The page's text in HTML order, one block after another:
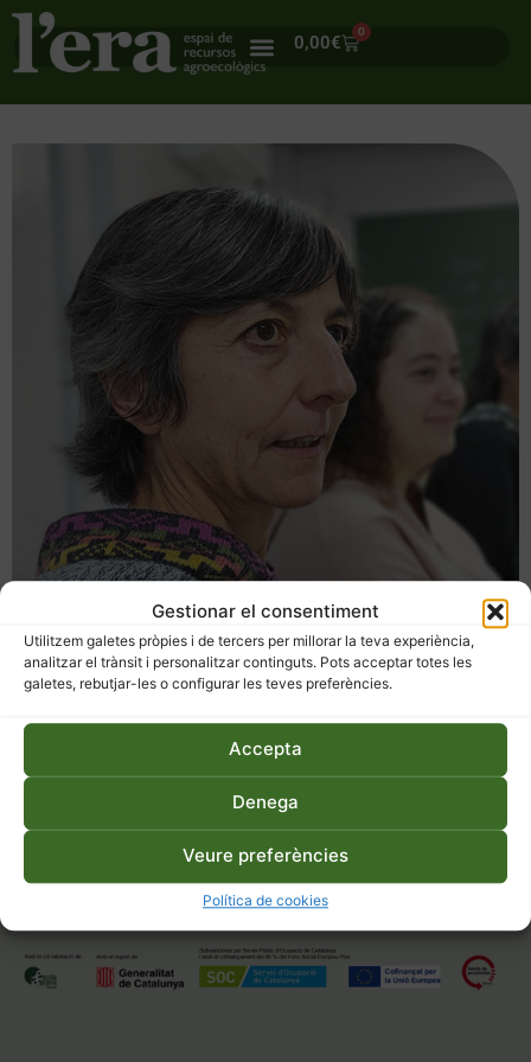
Gestionar el consentiment
Utilitzem galetes pròpies i de tercers per millorar la teva experiència,
analitzar el trànsit i personalitzar continguts. Pots acceptar totes les
galetes, rebutjar-les o configurar les teves preferències.
Accepta
Denega
Veure preferències
Política de cookies
0,00€
0
Engràcia Valls
L’Engràcia ocupa actualment el càrrec de presidenta de
l’associació L’Era. Activista en el moviment del consum
agroecològic i sòcia de la nostra entitat des dels seus inicis.